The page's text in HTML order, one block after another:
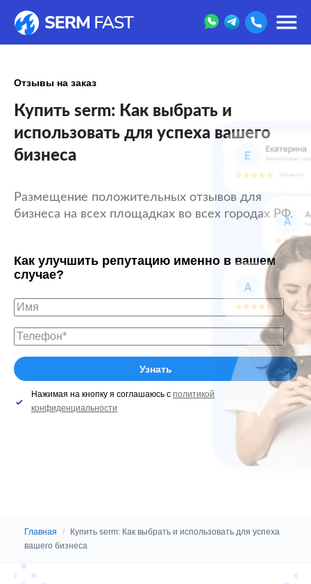
Отзывы на заказ
Купить serm: Как выбрать и
использовать для успеха вашего
бизнеса
Размещение положительных отзывов для
бизнеса на всех площадках во всех городах РФ.
Как улучшить репутацию именно в вашем
случае?
Нажимая на кнопку я соглашаюсь с политикой
конфиденциальности
Главная /
Купить serm: Как выбрать и использовать для успеха
вашего бизнеса